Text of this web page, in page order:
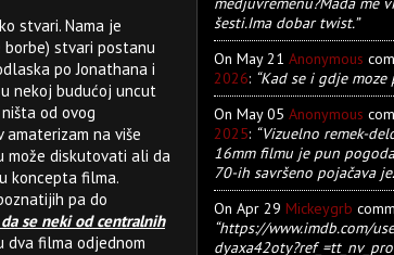
stvari. Nama je
stvari postanu
po Jonathana i
nekoj budućoj uncut
od ovog
na više
može diskutovati ali da
koncepta filma.
pa do
se neki od centralnih
filma odjednom
šesti.Ima dobar twist.”
On May 21 Anonymous
2026: “Kad se i gdje moze
On May 05 Anonymous
2025: “Vizuelno remek-
16mm filmu je pun
70-ih savršeno pojačava
On Apr 29 Mickeygrb
“https://www.imdb.com/